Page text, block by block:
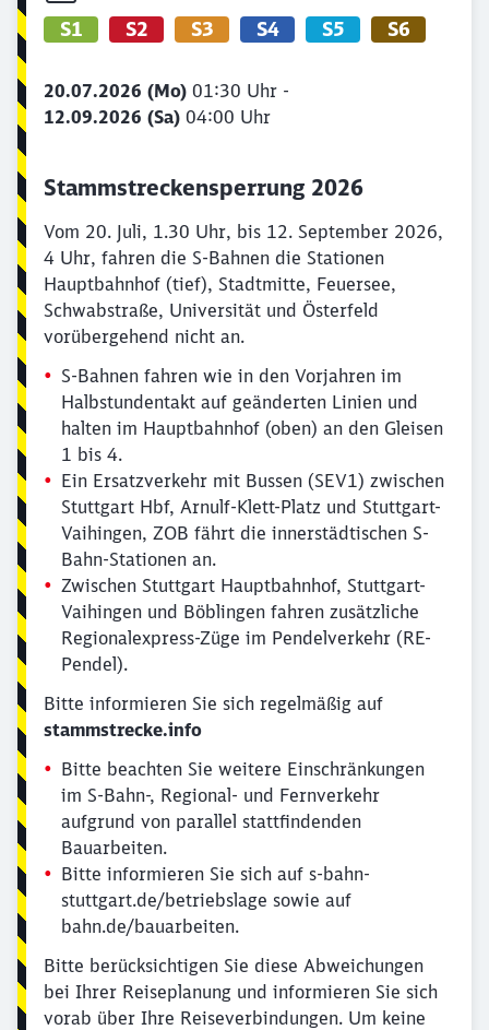
S1 S2 S3 S4 S5 S6
20.07.2026 (Mo) 01:30 Uhr -
12.09.2026 (Sa) 04:00 Uhr
Stammstreckensperrung 2026
Vom 20. Juli, 1.30 Uhr, bis 12. September 2026,
4 Uhr, fahren die S-Bahnen die Stationen
Hauptbahnhof (tief), Stadtmitte, Feuersee,
Schwabstraße, Universität und Österfeld
vorübergehend nicht an.
S-Bahnen fahren wie in den Vorjahren im
Halbstundentakt auf geänderten Linien und
halten im Hauptbahnhof (oben) an den Gleisen
1 bis 4.
Ein Ersatzverkehr mit Bussen (SEV1) zwischen
Stuttgart Hbf, Arnulf-Klett-Platz und Stuttgart-
Vaihingen, ZOB fährt die innerstädtischen S-
Bahn-Stationen an.
Zwischen Stuttgart Hauptbahnhof, Stuttgart-
Vaihingen und Böblingen fahren zusätzliche
Regionalexpress-Züge im Pendelverkehr (RE-
Pendel).
Bitte informieren Sie sich regelmäßig auf
stammstrecke.info
Bitte beachten Sie weitere Einschränkungen
im S-Bahn-, Regional- und Fernverkehr
aufgrund von parallel stattfindenden
Bauarbeiten.
Bitte informieren Sie sich auf s-bahn-
stuttgart.de/betriebslage sowie auf
bahn.de/bauarbeiten.
Bitte berücksichtigen Sie diese Abweichungen
bei Ihrer Reiseplanung und informieren Sie sich
vorab über Ihre Reiseverbindungen. Um keine